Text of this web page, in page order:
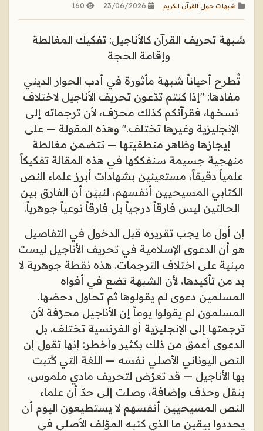
شبهات حول القرآن الكريم 23/06/2026
160
شبهة تحريف القرآن كالأناجيل: تفكيك المغالطة
وإقامة الحجة
تُطرح أحياناً شبهة مأثورة في أدب الحوار الديني
مفادها: "إذا كنتم تدّعون تحريف الأناجيل لاختلاف
نسخها، فقرآنكم كذلك محرّف، لأن ترجماته إلى
الإنجليزية وغيرها تختلف." وهذه المقولة — على
إيجازها وظاهر منطقيتها — تتضمن مغالطة
منهجية جسيمة سنفككها في هذه المقالة تفكيكاً
علمياً دقيقاً، مستعينين بشهادات أبرز علماء النص
الكتابي المسيحيين أنفسهم، لنبيّن أن الفارق بين
الحالتين ليس فارقاً درجياً بل فارقاً نوعياً جوهرياً.
إن أول ما يجب تقريره قبل الدخول في التفاصيل
هو أن الدعوى الإسلامية في تحريف الأناجيل ليست
مبنية على اختلاف الترجمات. هذه نقطة جوهرية لا
بد من تأكيدها، لأن الشبهة تضع في أفواه
المسلمين دعوى لم يقولوها ثم تحاول دحضها.
المسلمون لم يقولوا يوماً إن الأناجيل محرّفة لأن
ترجمتها إلى الإنجليزية أو الفرنسية تختلف. بل
الدعوى أعمق من ذلك بكثير وأخطر: إنها تقول إن
النص اليوناني الأصلي نفسه — اللغة التي كُتبت
بها الأناجيل — قد تعرّض لتحريف مادي ملموس،
بنقل وحذف وإضافة، وصلت إلى حدّ أن علماء
النص المسيحيين أنفسهم لا يستطيعون اليوم أن
يحددوا بيقين ما الذي كتبه المؤلف الأصلي في